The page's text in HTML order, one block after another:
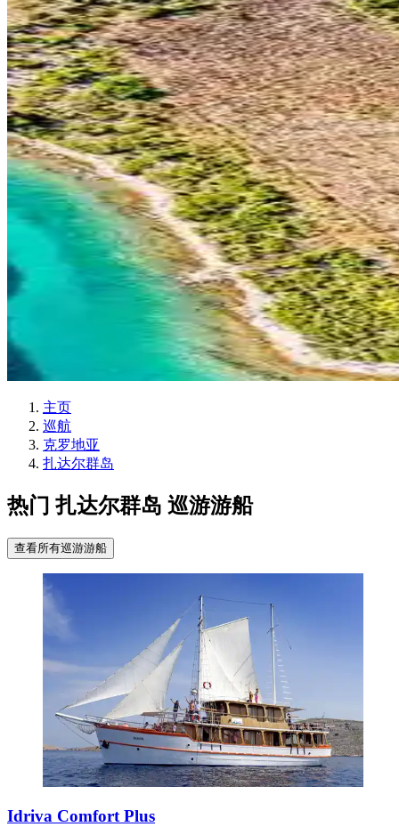
主页
巡航
克罗地亚
扎达尔群岛
热门 扎达尔群岛 巡游游船
查看所有巡游游船
Idriva Comfort Plus